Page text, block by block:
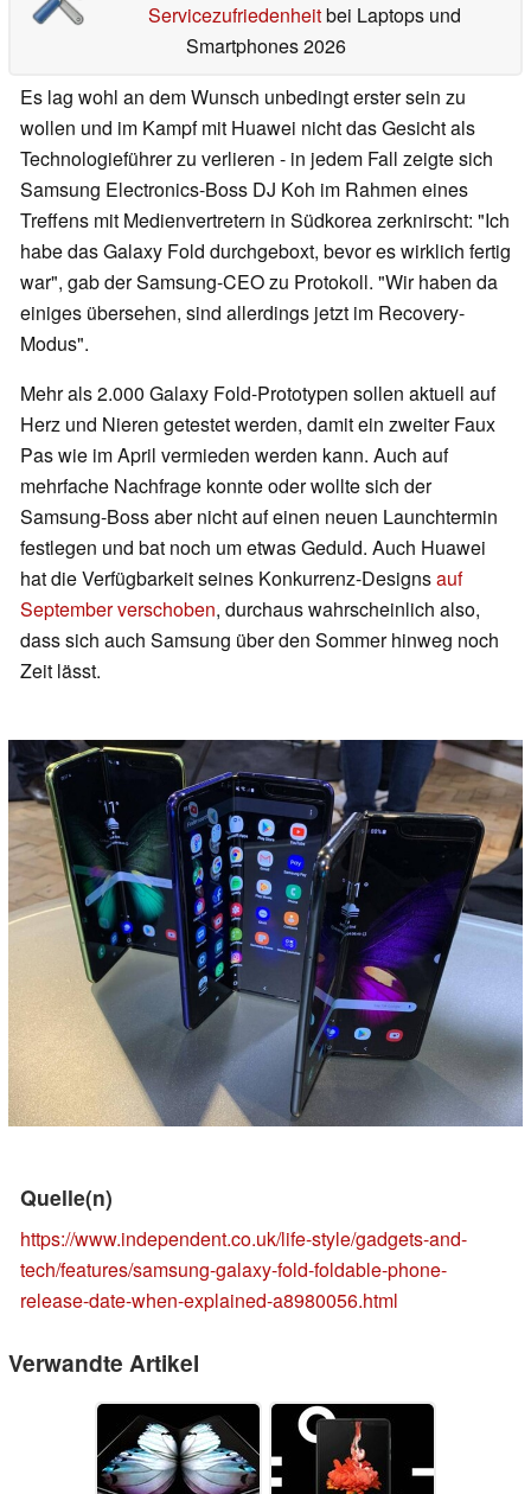
Servicezufriedenheitbei Laptops und
Smartphones 2026
Es lag wohl an dem Wunsch unbedingt erster sein zu
wollen und im Kampf mit Huawei nicht das Gesicht als
Technologieführer zu verlieren - in jedem Fall zeigte sich
Samsung Electronics-Boss DJ Koh im Rahmen eines
Treffens mit Medienvertretern in Südkorea zerknirscht: "Ich
habe das Galaxy Fold durchgeboxt, bevor es wirklich fertig
war", gab der Samsung-CEO zu Protokoll. "Wir haben da
einiges übersehen, sind allerdings jetzt im Recovery-
Modus".
Mehr als 2.000 Galaxy Fold-Prototypen sollen aktuell auf
Herz und Nieren getestet werden, damit ein zweiter Faux
Pas wie im April vermieden werden kann. Auch auf
mehrfache Nachfrage konnte oder wollte sich der
Samsung-Boss aber nicht auf einen neuen Launchtermin
festlegen und bat noch um etwas Geduld. Auch Huawei
hat die Verfügbarkeit seines Konkurrenz-Designsauf
September verschoben, durchaus wahrscheinlich also,
dass sich auch Samsung über den Sommer hinweg noch
Zeit lässt.
Quelle(n)
https://www.independent.co.uk/life-style/gadgets-and-
tech/features/samsung-galaxy-fold-foldable-phone-
release-date-when-explained-a8980056.html
Verwandte Artikel